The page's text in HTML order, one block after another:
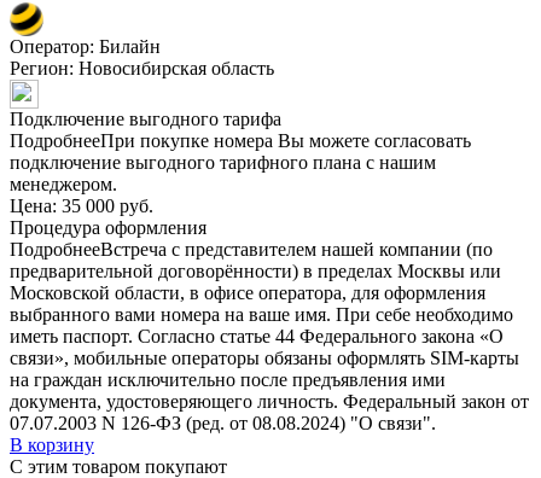
Оператор: Билайн
Регион: Новосибирская область
Подключение выгодного тарифа
ПодробнееПри покупке номера Вы можете согласовать
подключение выгодного тарифного плана с нашим
менеджером.
Цена: 35 000 руб.
Процедура оформления
ПодробнееВстреча с представителем нашей компании (по
предварительной договорённости) в пределах Москвы или
Московской области, в офисе оператора, для оформления
выбранного вами номера на ваше имя. При себе необходимо
иметь паспорт. Согласно статье 44 Федерального закона «О
связи», мобильные операторы обязаны оформлять SIM-карты
на граждан исключительно после предъявления ими
документа, удостоверяющего личность. Федеральный закон от
07.07.2003 N 126-ФЗ (ред. от 08.08.2024) "О связи".
В корзину
С этим товаром покупают